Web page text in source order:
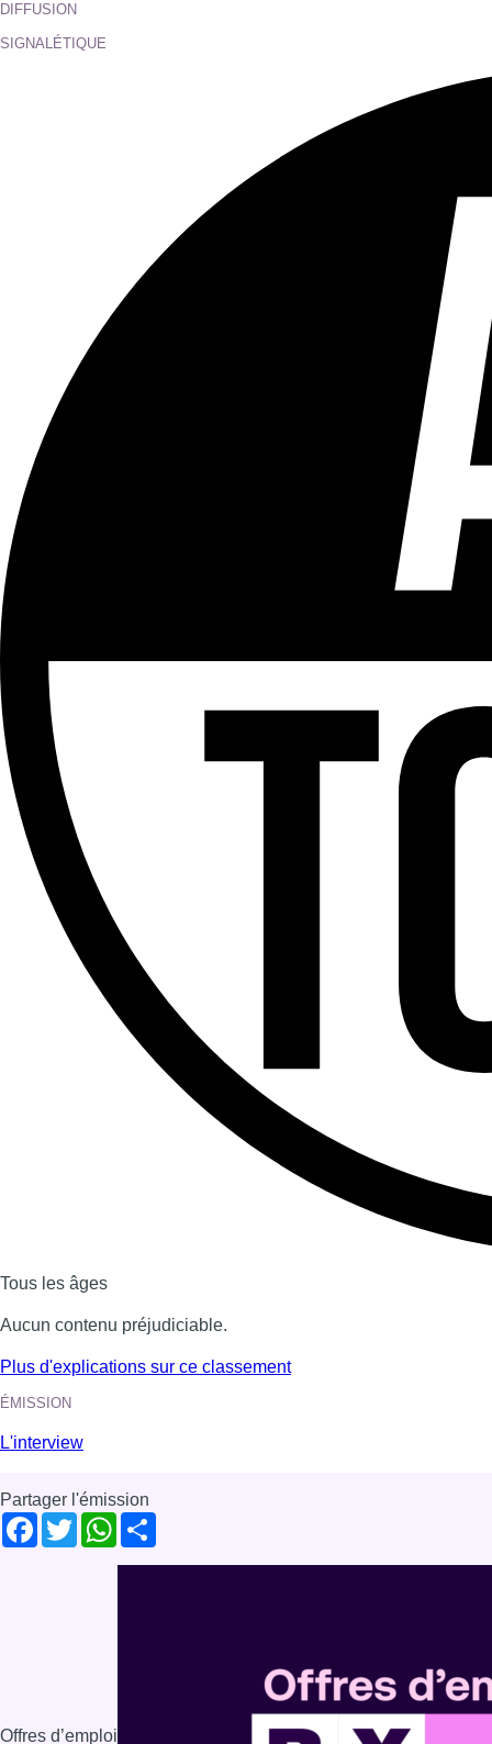
DIFFUSION
SIGNALÉTIQUE
Tous les âges
Aucun contenu préjudiciable.
Plus d'explications sur ce classement
ÉMISSION
L'interview
Partager l'émission
Facebook
TwitterWhatsApp
Offres d’emploi